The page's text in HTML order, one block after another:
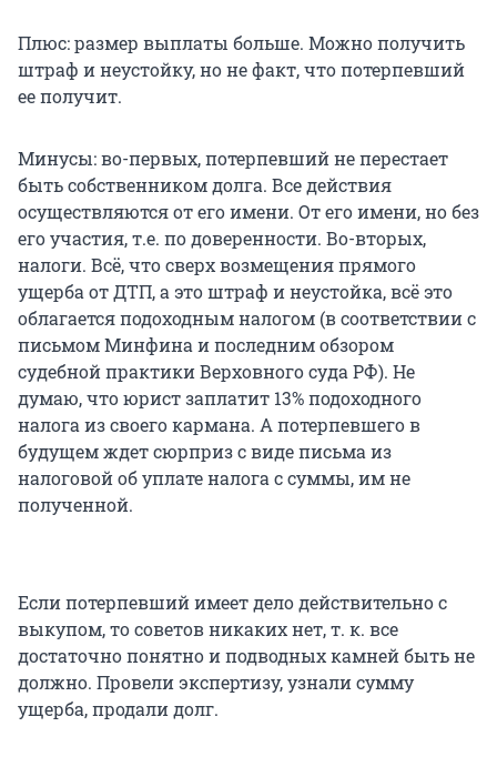
Плюс: размер выплаты больше. Можно получить
штраф и неустойку, но не факт, что потерпевший
ее получит.
Минусы: во-первых, потерпевший не перестает
быть собственником долга. Все действия
осуществляются от его имени. От его имени, но без
его участия, т.е. по доверенности. Во-вторых,
налоги. Всё, что сверх возмещения прямого
ущерба от ДТП, а это штраф и неустойка, всё это
облагается подоходным налогом (в соответствии с
письмом Минфина и последним обзором
судебной практики Верховного суда РФ). Не
думаю, что юрист заплатит 13% подоходного
налога из своего кармана. А потерпевшего в
будущем ждет сюрприз с виде письма из
налоговой об уплате налога с суммы, им не
полученной.
Если потерпевший имеет дело действительно с
выкупом, то советов никаких нет, т. к. все
достаточно понятно и подводных камней быть не
должно. Провели экспертизу, узнали сумму
ущерба, продали долг.